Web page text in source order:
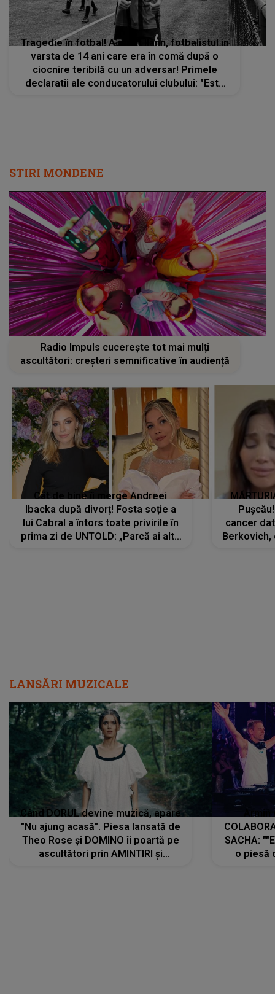
Tragedie în fotbal! A murit Ilann, fotbalistul in
varsta de 14 ani care era în comă după o
ciocnire teribilă cu un adversar! Primele
declaratii ale conducatorului clubului: "Este
STIRI MONDENE
Radio Impuls cucerește tot mai mulți
ascultători: creșteri semnificative în audiență
Cât de bine îi merge Andreei
Ibacka după divorț! Fosta soție a
lui Cabral a întors toate privirile în
prima zi de UNTOLD: „Parcă ai altă
cancer
Berkovich,
LANSĂRI MUZICALE
Când DORUL devine muzică, apare
"Nu ajung acasă". Piesa lansată de
Theo Rose și DOMINO îi poartă pe
ascultători prin AMINTIRI și
SACHA:
o piesă